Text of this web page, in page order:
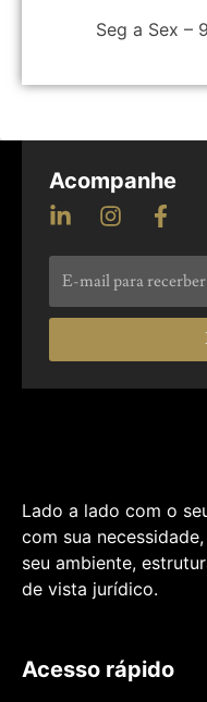
Seg a Sex –
Acompanhe
Lado a lado com o
com sua
seu ambiente,
de vista jurídico.
Acesso rápido